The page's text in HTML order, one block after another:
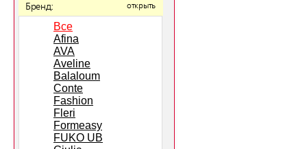
Бренд: открыть
Все
Afina
AVA
Aveline
Balaloum
Conte
Fashion
Fleri
Formeasy
FUKO UB